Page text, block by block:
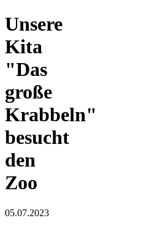
Unsere
Kita
"Das
große
Krabbeln"
besucht
den
Zoo
05.07.2023